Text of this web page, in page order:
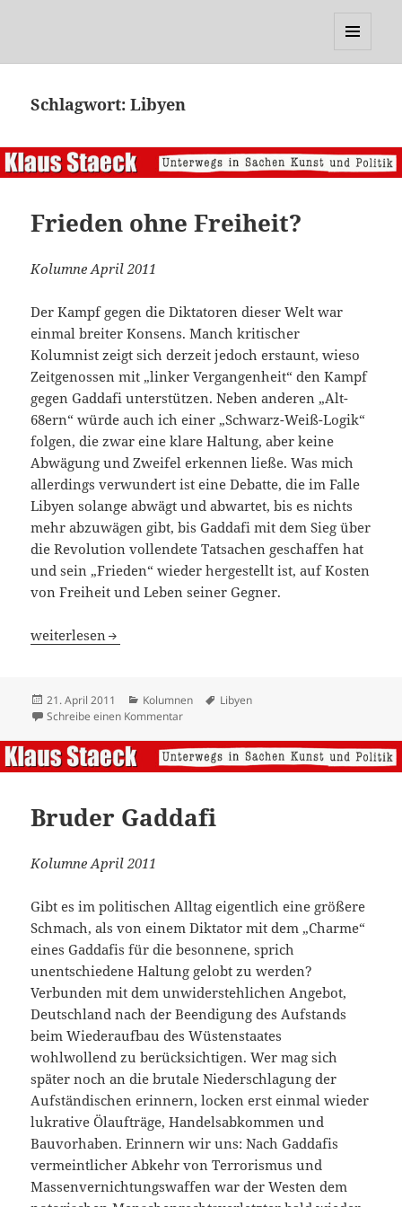
Schlagwort:Libyen
Frieden ohne Freiheit?
Kolumne April 2011
Der Kampf gegen die Diktatoren dieser Welt war
einmal breiter Konsens. Manch kritischer
Kolumnist zeigt sich derzeit jedoch erstaunt, wieso
Zeitgenossen mit „linker Vergangenheit“ den Kampf
gegen Gaddafi unterstützen. Neben anderen „Alt-
68ern“ würde auch ich einer „Schwarz-Weiß-Logik“
folgen, die zwar eine klare Haltung, aber keine
Abwägung und Zweifel erkennen ließe. Was mich
allerdings verwundert ist eine Debatte, die im Falle
Libyen solange abwägt und abwartet, bis es nichts
mehr abzuwägen gibt, bis Gaddafi mit dem Sieg über
die Revolution vollendete Tatsachen geschaffen hat
und sein „Frieden“ wieder hergestellt ist, auf Kosten
von Freiheit und Leben seiner Gegner.
Frieden ohne Freiheit?
weiterlesen
Veröffentlicht
am
21. April 2011 Kategorien
Kolumnen Schlagwörter
Libyen
Schreibe einen Kommentarzu Frieden ohne Freiheit?
Bruder Gaddafi
Kolumne April 2011
Gibt es im politischen Alltag eigentlich eine größere
Schmach, als von einem Diktator mit dem „Charme“
eines Gaddafis für die besonnene, sprich
unentschiedene Haltung gelobt zu werden?
Verbunden mit dem unwiderstehlichen Angebot,
Deutschland nach der Beendigung des Aufstands
beim Wiederaufbau des Wüstenstaates
wohlwollend zu berücksichtigen. Wer mag sich
später noch an die brutale Niederschlagung der
Aufständischen erinnern, locken erst einmal wieder
lukrative Ölaufträge, Handelsabkommen und
Bauvorhaben. Erinnern wir uns: Nach Gaddafis
vermeintlicher Abkehr von Terrorismus und
Massenvernichtungswaffen war der Westen dem